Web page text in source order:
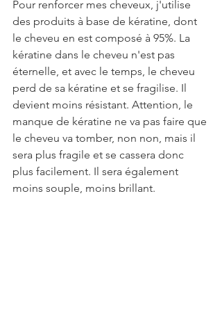
Pour renforcer mes cheveux, j'utilise
des produits à base de kératine, dont
le cheveu en est composé à 95%. La
kératine dans le cheveu n'est pas
éternelle, et avec le temps, le cheveu
perd de sa kératine et se fragilise. Il
devient moins résistant. Attention, le
manque de kératine ne va pas faire que
le cheveu va tomber, non non, mais il
sera plus fragile et se cassera donc
plus facilement. Il sera également
moins souple, moins brillant.